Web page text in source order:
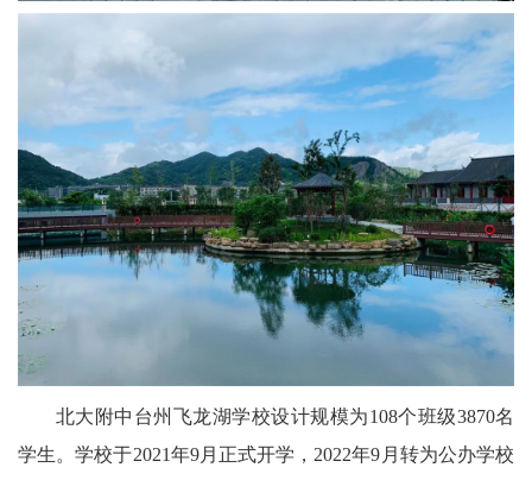
北大附中台州飞龙湖学校设计规模为108个班级3870名
学生。学校于2021年9月正式开学，2022年9月转为公办学校